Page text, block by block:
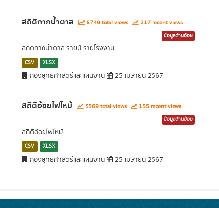
สถิติกากน้ำตาล 5749 total views 217 recent views
ข้อมูลด้านอ้อย
สถิติกากน้ำตาล รายปี รายโรงงาน
CSV XLSX
กองยุทธศาสตร์และแผนงาน 25 เมษายน 2567
สถิติอ้อยไฟไหม้ 5569 total views 155 recent views
ข้อมูลด้านอ้อย
สถิติอ้อยไฟไหม้
CSV XLSX
กองยุทธศาสตร์และแผนงาน 25 เมษายน 2567